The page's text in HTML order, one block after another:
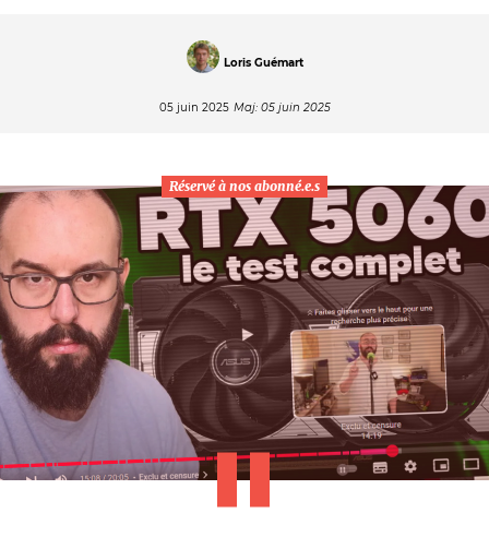
Loris Guémart
05 juin 2025 Maj: 05 juin 2025
Réservé à nos abonné.e.s